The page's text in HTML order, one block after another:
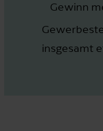
Gewinn
insgesamt